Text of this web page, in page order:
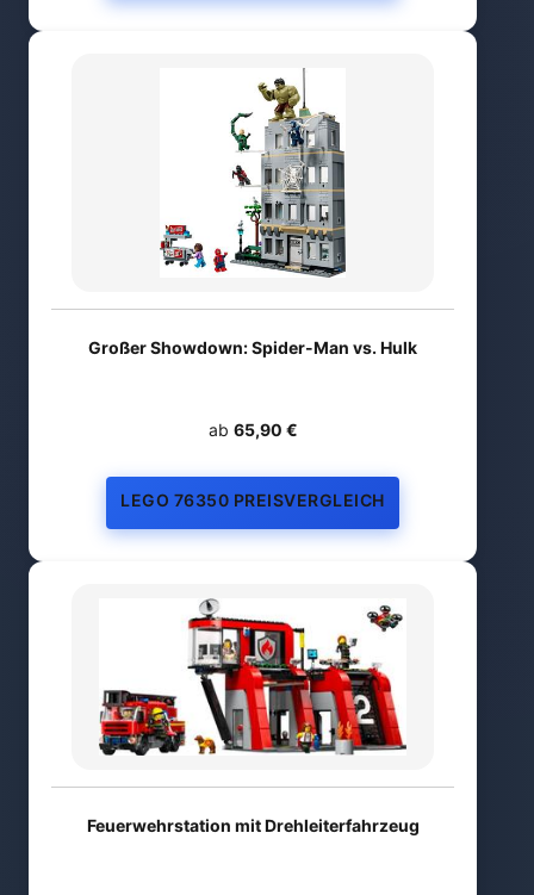
Großer Showdown: Spider-Man vs. Hulk
ab 65,90 €
LEGO 76350 PREISVERGLEICH
Feuerwehrstation mit Drehleiterfahrzeug